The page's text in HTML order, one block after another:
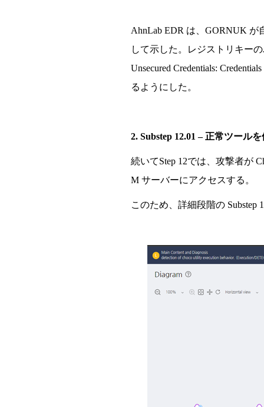
AhnLab EDR は、 GORNUK が
して示した。レジストリキー
Unsecured Credentials:
るようにした。
2. Substep 12.01– 正常ツールを
続いてStep 12では、攻撃者が
M サーバーにアクセスする。
このため、詳細段階の Substep